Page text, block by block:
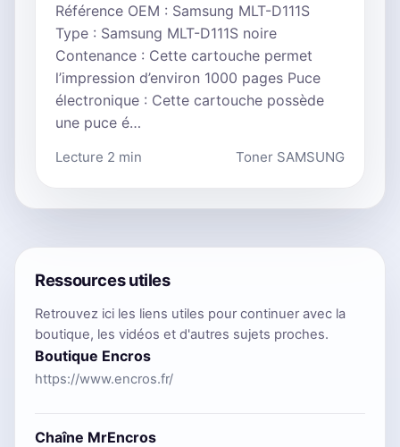
Référence OEM : Samsung MLT-D111S
Type : Samsung MLT-D111S noire
Contenance : Cette cartouche permet
l’impression d’environ 1000 pages Puce
électronique : Cette cartouche possède
une puce é…
Lecture 2 min Toner SAMSUNG
Ressources utiles
Retrouvez ici les liens utiles pour continuer avec la
boutique, les vidéos et d'autres sujets proches.
Boutique Encros
https://www.encros.fr/
Chaîne MrEncros